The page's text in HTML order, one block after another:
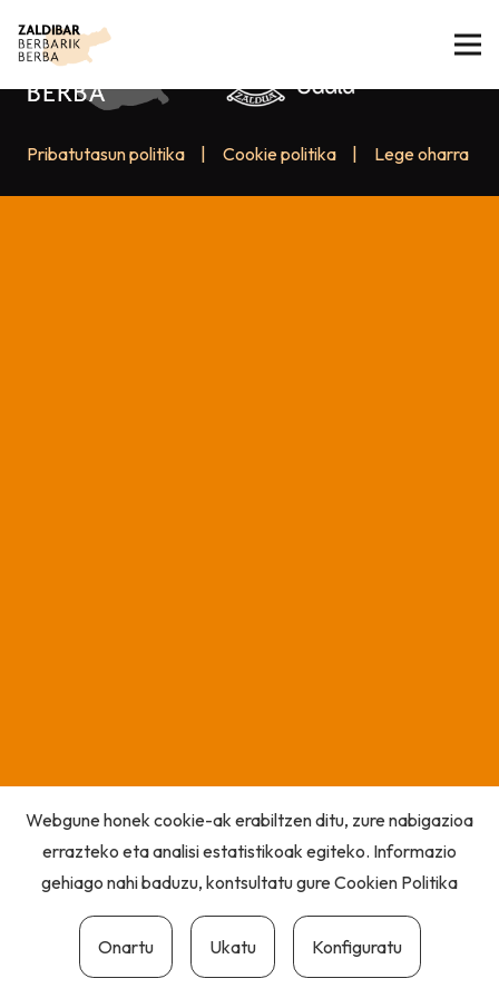
Pribatutasun politika Cookie politika Lege oharra
Webgune honek cookie-ak erabiltzen ditu, zure nabigazioa
errazteko eta analisi estatistikoak egiteko. Informazio
gehiago nahi baduzu, kontsultatu gureCookien Politika
Onartu Ukatu Konfiguratu